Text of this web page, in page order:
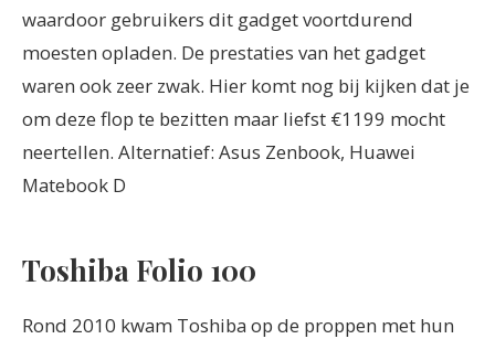
waardoor gebruikers dit gadget voortdurend
moesten opladen. De prestaties van het gadget
waren ook zeer zwak. Hier komt nog bij kijken dat je
om deze flop te bezitten maar liefst €1199 mocht
neertellen. Alternatief: Asus Zenbook, Huawei
Matebook D
Toshiba Folio 100
Rond 2010 kwam Toshiba op de proppen met hun